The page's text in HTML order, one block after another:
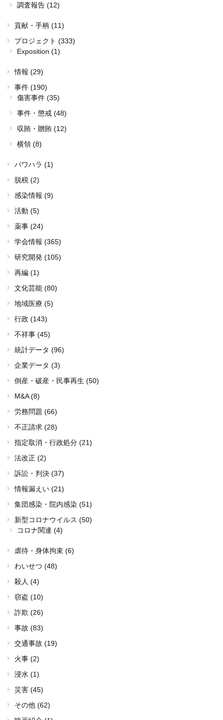
調査報告 (12)
貢献・手柄 (11)
プロジェクト (333)
Exposition (1)
情報 (29)
事件 (190)
傷害事件 (35)
事件・懲戒 (48)
収賄・贈賄 (12)
横領 (8)
パワハラ (1)
脱税 (2)
感染情報 (9)
活動 (5)
薬事 (24)
学会情報 (365)
研究開発 (105)
再編 (1)
文化芸能 (80)
地域医療 (5)
行政 (143)
不祥事 (45)
統計データ (96)
企業データ (3)
倒産・破産・民事再生 (50)
M&A (8)
労務問題 (66)
不正請求 (28)
指定取消・行政処分 (21)
法改正 (2)
訴訟・判決 (37)
情報漏えい (21)
集団感染・院内感染 (51)
新型コロナウイルス (50)
コロナ関連 (4)
虐待・身体拘束 (6)
わいせつ (48)
殺人 (4)
窃盗 (10)
詐欺 (26)
事故 (83)
交通事故 (19)
火事 (2)
浸水 (1)
災害 (45)
その他 (62)